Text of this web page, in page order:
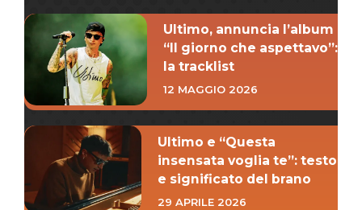
Ultimo, annuncia l’album
“Il giorno che aspettavo”:
la tracklist
12 MAGGIO 2026
Ultimo e “Questa
insensata voglia te”: testo
e significato del brano
29 APRILE 2026